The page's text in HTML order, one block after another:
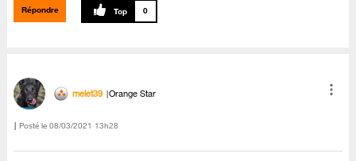
Répondre 0
melet39 Orange Star
Posté le ‎08/03/2021 13h28